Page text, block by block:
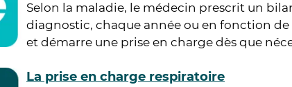
Selon la maladie, le médecin prescrit un
diagnostic, chaque année ou en fonction
et démarre une prise en charge dès que
La prise en charge respiratoire